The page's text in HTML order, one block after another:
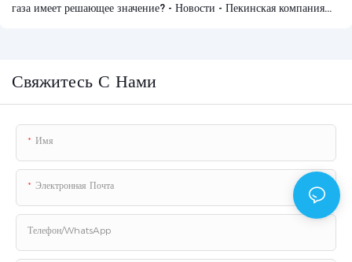
газа имеет решающее значение? - Новости - Пекинская компания
Свяжитесь С Нами
Имя
Электронная Почта
Телефон/WhatsApp